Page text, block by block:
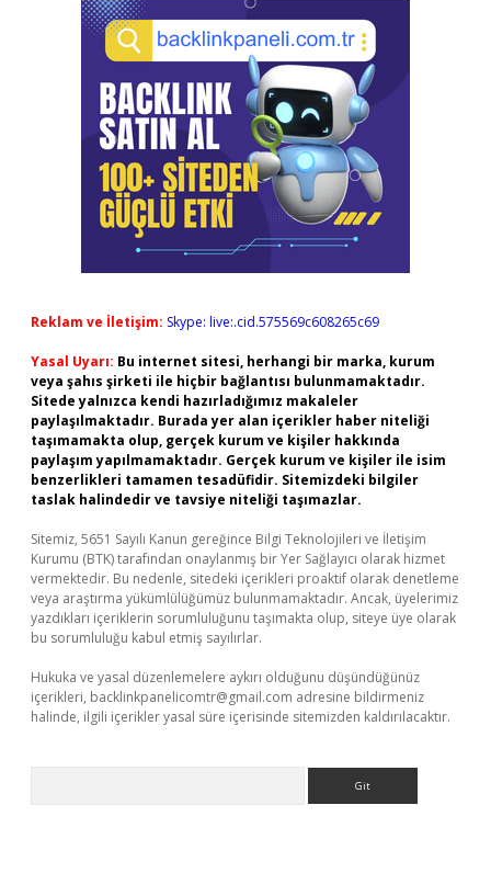
Reklam ve İletişim: Skype: live:.cid.575569c608265c69
Yasal Uyarı: Bu internet sitesi, herhangi bir marka, kurum
veya şahıs şirketi ile hiçbir bağlantısı bulunmamaktadır.
Sitede yalnızca kendi hazırladığımız makaleler
paylaşılmaktadır. Burada yer alan içerikler haber niteliği
taşımamakta olup, gerçek kurum ve kişiler hakkında
paylaşım yapılmamaktadır. Gerçek kurum ve kişiler ile isim
benzerlikleri tamamen tesadüfidir. Sitemizdeki bilgiler
taslak halindedir ve tavsiye niteliği taşımazlar.
Sitemiz, 5651 Sayılı Kanun gereğince Bilgi Teknolojileri ve İletişim
Kurumu (BTK) tarafından onaylanmış bir Yer Sağlayıcı olarak hizmet
vermektedir. Bu nedenle, sitedeki içerikleri proaktif olarak denetleme
veya araştırma yükümlülüğümüz bulunmamaktadır. Ancak, üyelerimiz
yazdıkları içeriklerin sorumluluğunu taşımakta olup, siteye üye olarak
bu sorumluluğu kabul etmiş sayılırlar.
Hukuka ve yasal düzenlemelere aykırı olduğunu düşündüğünüz
içerikleri, backlinkpanelicomtr@gmail.com adresine bildirmeniz
halinde, ilgili içerikler yasal süre içerisinde sitemizden kaldırılacaktır.